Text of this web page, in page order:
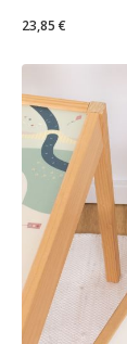
23,85 €